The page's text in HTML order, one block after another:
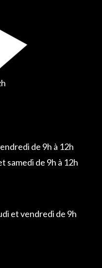
de 9h à 12h
samedi de 9h à 12h
et vendredi de 9h